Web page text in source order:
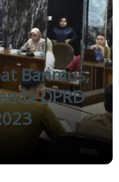
Banmus,
DPRD